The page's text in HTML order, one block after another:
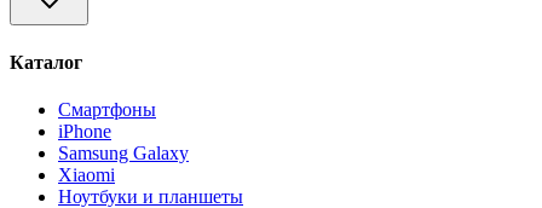
Каталог
Смартфоны
iPhone
Samsung Galaxy
Xiaomi
Ноутбуки и планшеты